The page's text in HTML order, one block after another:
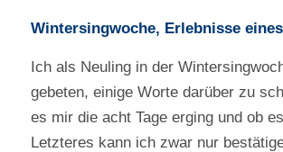
Wintersingwoche, Erlebnisse
Ich als Neuling in der
gebeten, einige Worte darüber zu
es mir die acht Tage erging und ob
Letzteres kann ich zwar nur